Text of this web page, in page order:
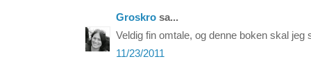
Groskro sa...
Veldig fin omtale, og denne boken skal
11/23/2011